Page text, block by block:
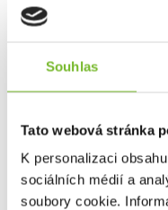
Souhlas
Tato webová stránka
K personalizaci
sociálních médií a
soubory cookie.
Výprodej